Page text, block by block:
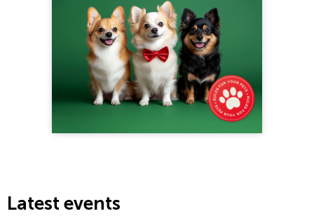
Latest events